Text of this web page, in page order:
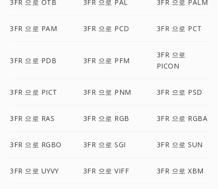
3FR 으로 OTB 3FR 으로 PAL 3FR 으로 PALM
3FR 으로 PAM 3FR 으로 PCD 3FR 으로 PCT
3FR 으로 PDB 3FR 으로 PFM
3FR 으로
PICON
3FR 으로 PICT 3FR 으로 PNM 3FR 으로 PSD
3FR 으로 RAS 3FR 으로 RGB 3FR 으로 RGBA
3FR 으로 RGBO 3FR 으로 SGI 3FR 으로 SUN
3FR 으로 UYVY 3FR 으로 VIFF 3FR 으로 XBM